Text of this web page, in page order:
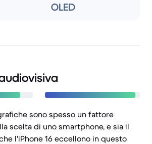
OLED
sono spesso un fattore
scelta di uno smartphone, e sia il
l'iPhone 16 eccellono in questo